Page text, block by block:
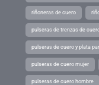
riñoneras de cuero
pulseras de trenzas de
pulseras de cuero y plata
pulseras de cuero mujer
pulseras de cuero hombre